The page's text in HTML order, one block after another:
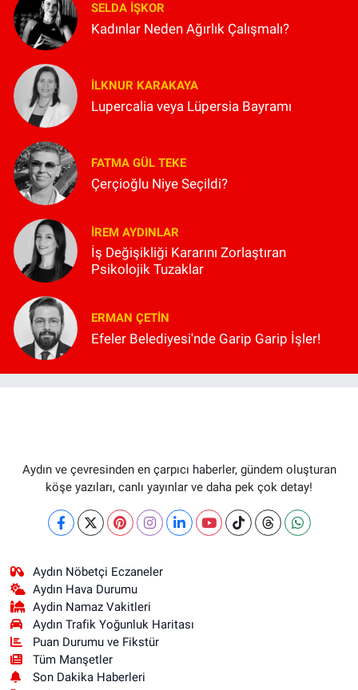
SELDA İŞKOR
Kadınlar Neden Ağırlık Çalışmalı?
İLKNUR KARAKAYA
Lupercalia veya Lüpersia Bayramı
FATMA GÜL TEKE
Çerçioğlu Niye Seçildi?
İREM AYDINLAR
İş Değişikliği Kararını Zorlaştıran
Psikolojik Tuzaklar
ERMAN ÇETIN
Efeler Belediyesi'nde Garip Garip İşler!
Aydın ve çevresinden en çarpıcı haberler, gündem oluşturan
köşe yazıları, canlı yayınlar ve daha pek çok detay!
Aydın Nöbetçi Eczaneler
Aydın Hava Durumu
Aydin Namaz Vakitleri
Aydın Trafik Yoğunluk Haritası
Puan Durumu ve Fikstür
Tüm Manşetler
Son Dakika Haberleri